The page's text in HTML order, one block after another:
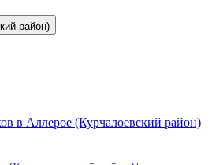
район)
в Аллерое (Курчалоевский район)